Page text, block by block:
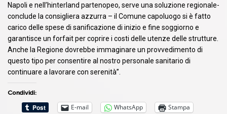
Napoli e nell’hinterland partenopeo, serve una soluzione regionale-
conclude la consigliera azzurra – il Comune capoluogo si è fatto
carico delle spese di sanificazione di inizio e fine soggiorno e
garantisce un forfait per coprire i costi delle utenze delle strutture.
Anche la Regione dovrebbe immaginare un provvedimento di
questo tipo per consentire al nostro personale sanitario di
continuare a lavorare con serenità”.
Condividi:
E-mail
WhatsApp Stampa